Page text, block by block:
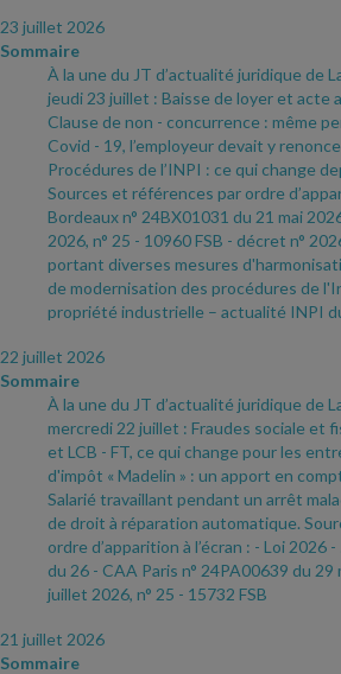
23 juillet 2026
Sommaire
À la une du JT d’actualité juridique de
jeudi 23 juillet : Baisse de loyer et acte
Clause de non - concurrence : même
Covid - 19, l’employeur devait y
Procédures de l’INPI : ce qui change
Sources et références par ordre
Bordeaux n° 24BX01031 du 21 mai
2026, n° 25 - 10960 FSB - décret n°
portant diverses mesures
de modernisation des procédures de
propriété industrielle – actualité INPI
22 juillet 2026
Sommaire
À la une du JT d’actualité juridique de
mercredi 22 juillet : Fraudes sociale et
et LCB - FT, ce qui change pour les
d'impôt « Madelin » : un apport en
Salarié travaillant pendant un arrêt
de droit à réparation automatique.
ordre d’apparition à l’écran : - Loi 2026 -
du 26 - CAA Paris n° 24PA00639 du 29
juillet 2026, n° 25 - 15732 FSB
21 juillet 2026
Sommaire